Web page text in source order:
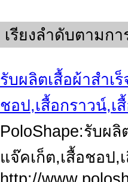
เรียงลำดับตามก
รับผลิตเสื้อผ้าสำเ
ชอป,เสื้อกราวน์,เ
PoloShape:รับผลิ
แจ๊คเก็ต,เสื้อชอป,